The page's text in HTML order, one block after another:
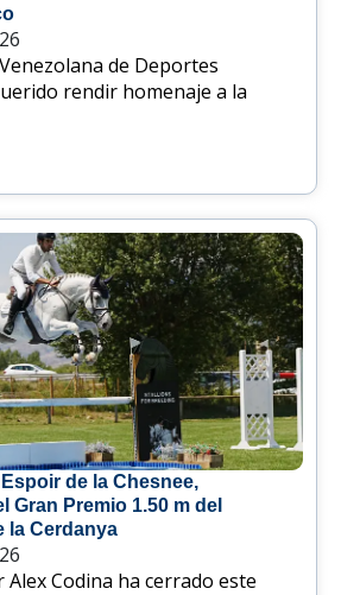
de Deportes
rendir homenaje a la
de la Chesnee,
Gran Premio 1.50 m del
la Cerdanya
Alex Codina ha cerrado este